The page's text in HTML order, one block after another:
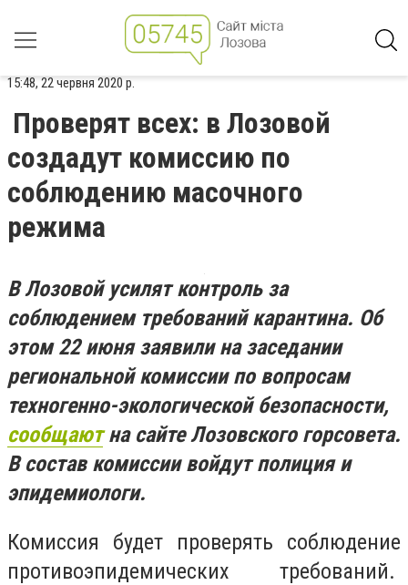
15:48, 22 червня 2020 р.
Проверят всех: в Лозовой
создадут комиссию по
соблюдению масочного
режима
В Лозовой усилят контроль за
соблюдением требований карантина. Об
этом 22 июня заявили на заседании
региональной комиссии по вопросам
техногенно-экологической безопасности,
сообщаютна сайте Лозовского горсовета.
В состав комиссии войдут полиция и
эпидемиологи.
Комиссия будет проверять соблюдение
противоэпидемических требований.